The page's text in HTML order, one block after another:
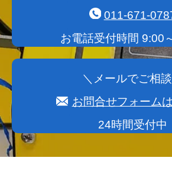
011-671-
お電話受付時間 9:00
＼メールでご相
お問合せフォーム
24時間受付中